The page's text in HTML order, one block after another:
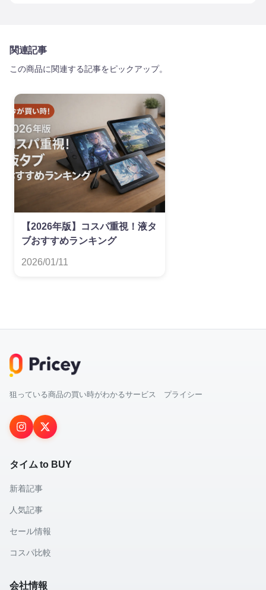
関連記事
この商品に関連する記事をピックアップ。
【2026年版】コスパ重視！液タ
ブおすすめランキング
2026/01/11
狙っている商品の買い時がわかるサービス プライシー
タイム to BUY
新着記事
人気記事
セール情報
コスパ比較
会社情報